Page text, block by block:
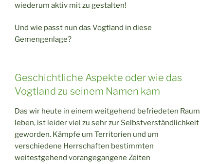
wiederum aktiv mit zu gestalten!
Und wie passt nun das Vogtland in diese
Gemengenlage?
Geschichtliche Aspekte oder wie das
Vogtland zu seinem Namen kam
Das wir heute in einem weitgehend befriedeten Raum
leben, ist leider viel zu sehr zur Selbstverständlichkeit
geworden. Kämpfe um Territorien und um
verschiedene Herrschaften bestimmten
weitestgehend vorangegangene Zeiten